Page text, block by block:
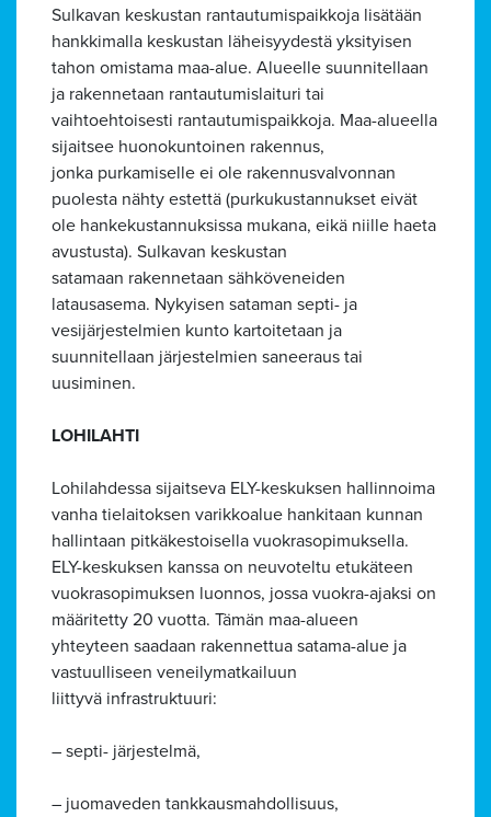
Sulkavan keskustan rantautumispaikkoja lisätään
hankkimalla keskustan läheisyydestä yksityisen
tahon omistama maa-alue. Alueelle suunnitellaan
ja rakennetaan rantautumislaituri tai
vaihtoehtoisesti rantautumispaikkoja. Maa-alueella
sijaitsee huonokuntoinen rakennus,
jonka purkamiselle ei ole rakennusvalvonnan
puolesta nähty estettä (purkukustannukset eivät
ole hankekustannuksissa mukana, eikä niille haeta
avustusta). Sulkavan keskustan
satamaan rakennetaan sähköveneiden
latausasema. Nykyisen sataman septi- ja
vesijärjestelmien kunto kartoitetaan ja
suunnitellaan järjestelmien saneeraus tai
uusiminen.
LOHILAHTI
Lohilahdessa sijaitseva ELY-keskuksen hallinnoima
vanha tielaitoksen varikkoalue hankitaan kunnan
hallintaan pitkäkestoisella vuokrasopimuksella.
ELY-keskuksen kanssa on neuvoteltu etukäteen
vuokrasopimuksen luonnos, jossa vuokra-ajaksi on
määritetty 20 vuotta. Tämän maa-alueen
yhteyteen saadaan rakennettua satama-alue ja
vastuulliseen veneilymatkailuun
liittyvä infrastruktuuri:
– septi- järjestelmä,
– juomaveden tankkausmahdollisuus,